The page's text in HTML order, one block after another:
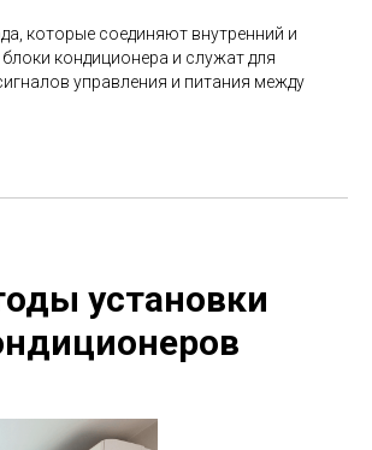
которые соединяют внутренний и
кондиционера и служат для
управления и питания между
установки